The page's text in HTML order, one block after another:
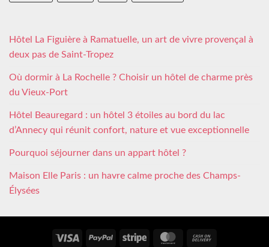
Hôtel La Figuière à Ramatuelle, un art de vivre provençal à
deux pas de Saint-Tropez
Où dormir à La Rochelle ? Choisir un hôtel de charme près
du Vieux-Port
Hôtel Beauregard : un hôtel 3 étoiles au bord du lac
d’Annecy qui réunit confort, nature et vue exceptionnelle
Pourquoi séjourner dans un appart hôtel ?
Maison Elle Paris : un havre calme proche des Champs-
Élysées
Visa PayPal Stripe MasterCard